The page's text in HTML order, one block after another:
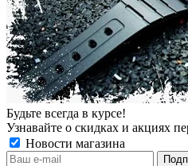
Будьте всегда в курсе!
Узнавайте о скидках и акциях
Новости магазина